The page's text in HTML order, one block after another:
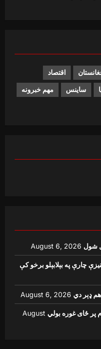
اقتصاد
ساینس مهم خبرونه
شول August 6, 2026
چارې په بېلابېلو برخو کې
ډېر دي August 6, 2026
پر ځای غوره بولي August